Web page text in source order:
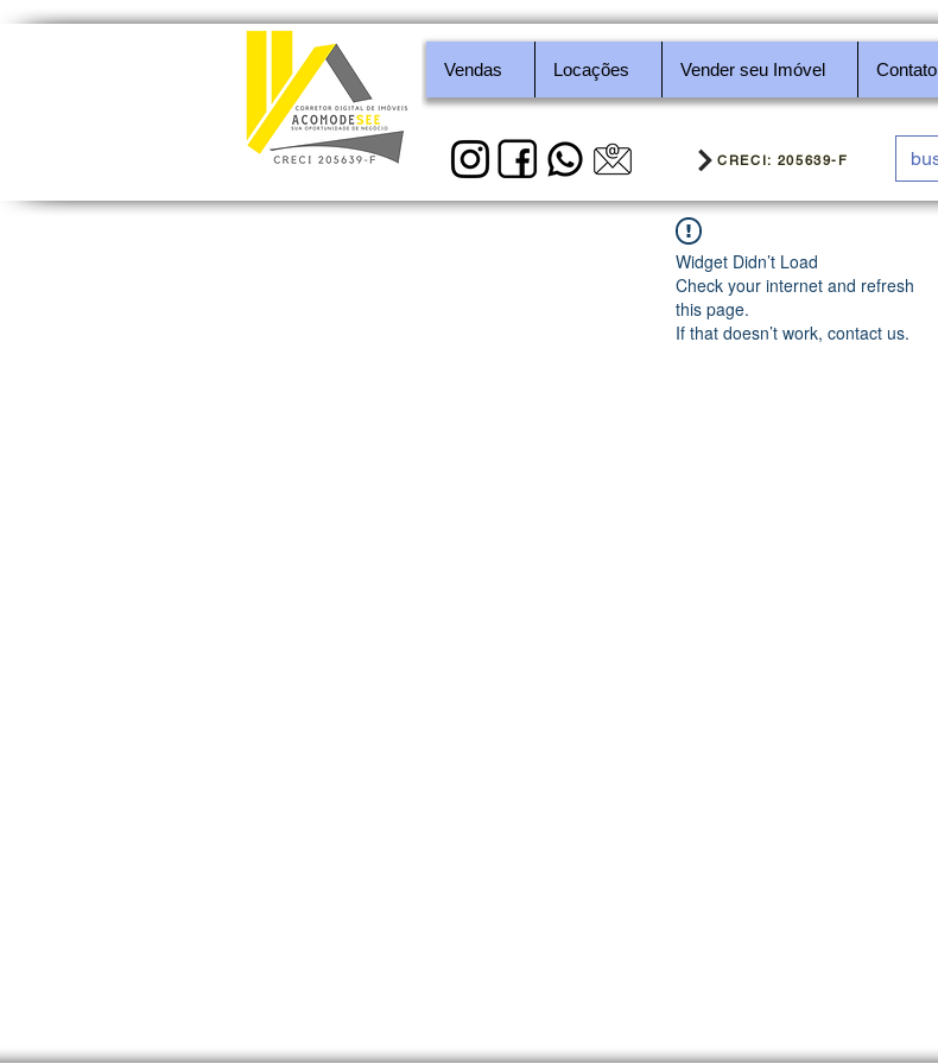
Vendas Locações Vender seu Imóvel Contato
CRECI: 205639-F
Widget Didn’t Load
Check your internet and refresh
this page.
If that doesn’t work, contact us.